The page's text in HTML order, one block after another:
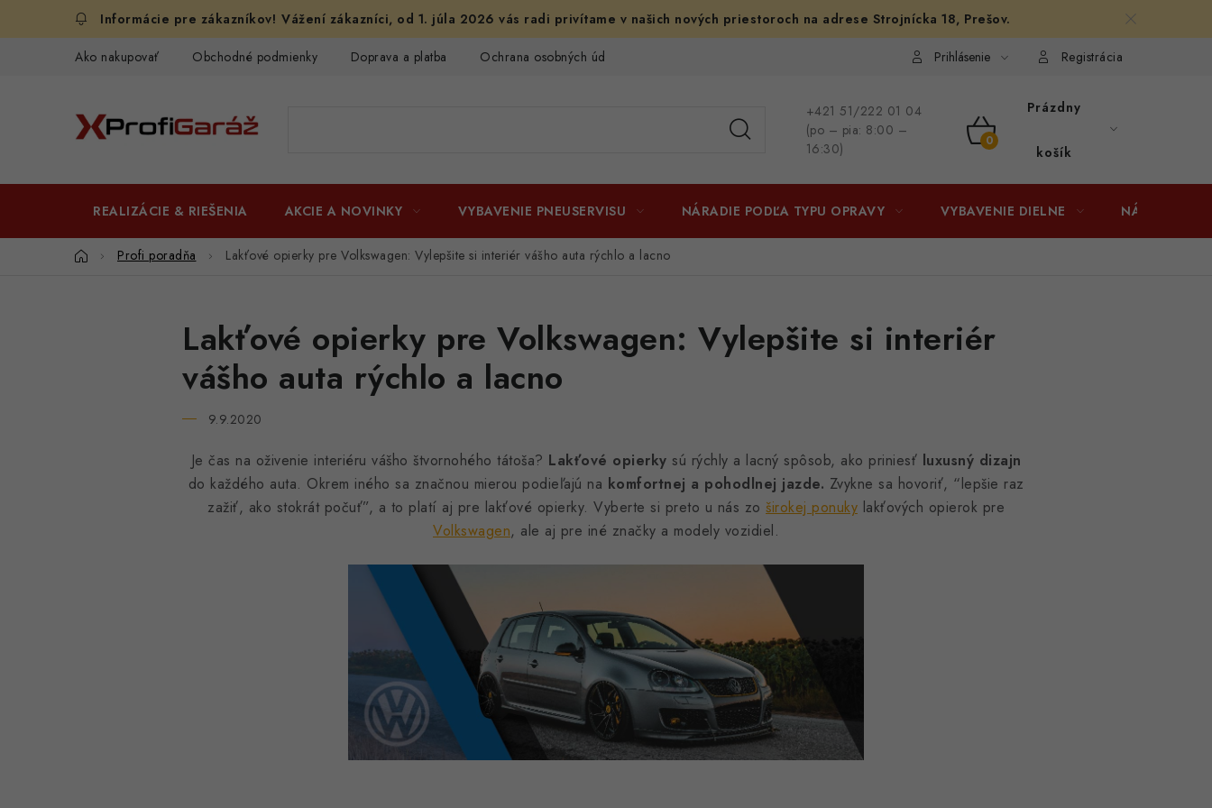
Vážení zákazníci, od 1. júla 2026 vás radi privítame v našich nových priestoroch na adrese Strojnícka 18, Prešov.
Ako nakupovať Obchodné podmienky Doprava a platba Ochrana osobných údajov Osobné vyzdvihnutie v Prešove Ako funguje Packeta?
Prihlásenie Registrácia
+421 51/222 01 04
(po – pia: 8:00 –
16:30)
NÁKUPNÝ
Prázdny
košík
REALIZÁCIE & RIEŠENIA AKCIE A NOVINKY VYBAVENIE PNEUSERVISU NÁRADIE PODĽA TYPU OPRAVY VYBAVENIE DIELNE NÁRADIE
DomovProfi poradňa Lakťové opierky pre Volkswagen: Vylepšite si interiér vášho auta rýchlo a lacno
Lakťové opierky pre Volkswagen: Vylepšite si interiér
vášho auta rýchlo a lacno
9.9.2020
Je čas na oživenie interiéru vášho štvornohého tátoša? Lakťové opierky sú rýchly a lacný spôsob, ako priniesť luxusný dizajn
do každého auta. Okrem iného sa značnou mierou podieľajú na komfortnej a pohodlnej jazde. Zvykne sa hovoriť, “lepšie raz
zažiť, ako stokrát počuť”, a to platí aj pre lakťové opierky. Vyberte si preto u nás zo širokej ponuky lakťových opierok pre
Volkswagen, ale aj pre iné značky a modely vozidiel.